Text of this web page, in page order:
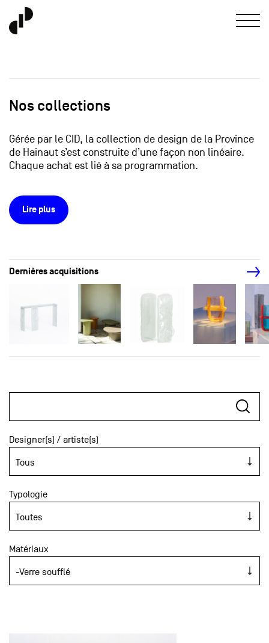
Nos collections
Gérée par le CID, la collection de design de la Province
de Hainaut s’est construite d’une façon non linéaire.
Chaque achat est lié à sa programmation.
Lire plus
Dernières acquisitions
Designer(s) / artiste(s)
Typologie
Matériaux